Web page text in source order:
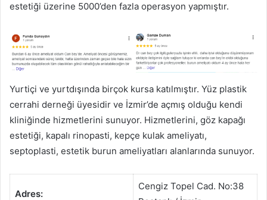
estetiği üzerine 5000’den fazla operasyon yapmıştır.
Yurtiçi ve yurtdışında birçok kursa katılmıştır. Yüz plastik
cerrahi derneği üyesidir ve İzmir’de açmış olduğu kendi
kliniğinde hizmetlerini sunuyor. Hizmetlerini, göz kapağı
estetiği, kapalı rinopasti, kepçe kulak ameliyatı,
septoplasti, estetik burun ameliyatları alanlarında sunuyor.
Adres:
Cengiz Topel Cad. No:38